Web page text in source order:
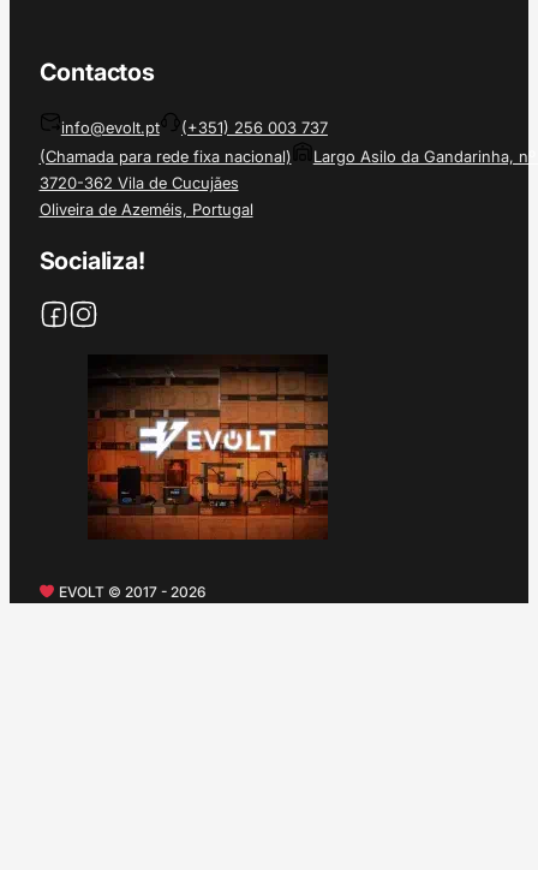
Contactos
info@evolt.pt
(+351) 256 003 737
(Chamada para rede fixa nacional)
Largo Asilo da Gandarinha, nº
3720-362 Vila de Cucujães
Oliveira de Azeméis, Portugal
Socializa!
EVOLT © 2017 - 2026